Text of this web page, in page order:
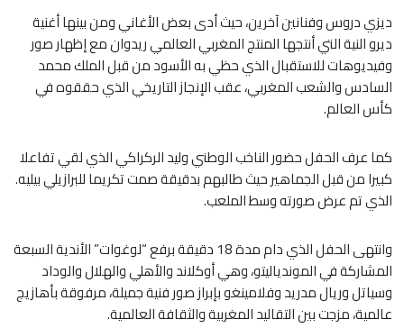
ديزي دروس وفنانين آخرين، حيث أدى بعض الأغاني ومن بينها أغنية
ديرو النية التي أنتجها المنتج المغربي العالمي ريدوان مع إظهار صور
وفيديوهات للاستقبال الذي حظي به الأسود من قبل الملك محمد
السادس والشعب المغربي، عقب الإنجاز التاريخي الذي حققوه في
كأس العالم.
كما عرف الحفل حضور الناخب الوطني وليد الركراكي الذي لقي تفاعلا
كبيرا من قبل الجماهير حيث طالبهم بدقيقة صمت تكريما للبرازيلي بيليه.
الذي تم عرض صورته وسط الملعب.
وانتهى الحفل الذي دام مدة 18 دقيقة برفع “لوغوات” الأندية السبعة
المشاركة في الموندياليتو، وهي أوكلاند والأهلي والهلال والوداد
وسياتل وريال مدريد وفلامينغو بإبراز صور فنية جميلة، مرفوقة بأهازيج
عالمية، مزجت بين التقاليد المغربية والثقافة العالمية.